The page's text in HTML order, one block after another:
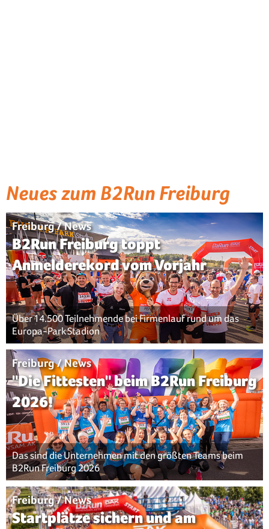
Neues zum B2Run Freiburg
Freiburg / News
B2Run Freiburg toppt
Anmelderekord vom Vorjahr
Über 14.500 Teilnehmende bei Firmenlauf rund um das
Europa-Park Stadion
Freiburg / News
"Die Fittesten" beim B2Run Freiburg
2026!
Das sind die Unternehmen mit den größten Teams beim
B2Run Freiburg 2026
Freiburg / News
Startplätze sichern und am